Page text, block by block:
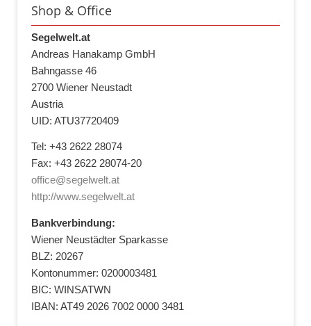
Shop & Office
Segelwelt.at
Andreas Hanakamp GmbH
Bahngasse 46
2700 Wiener Neustadt
Austria
UID: ATU37720409
Tel: +43 2622 28074
Fax: +43 2622 28074-20
office@segelwelt.at
http://www.segelwelt.at
Bankverbindung:
Wiener Neustädter Sparkasse
BLZ: 20267
Kontonummer: 0200003481
BIC: WINSATWN
IBAN: AT49 2026 7002 0000 3481